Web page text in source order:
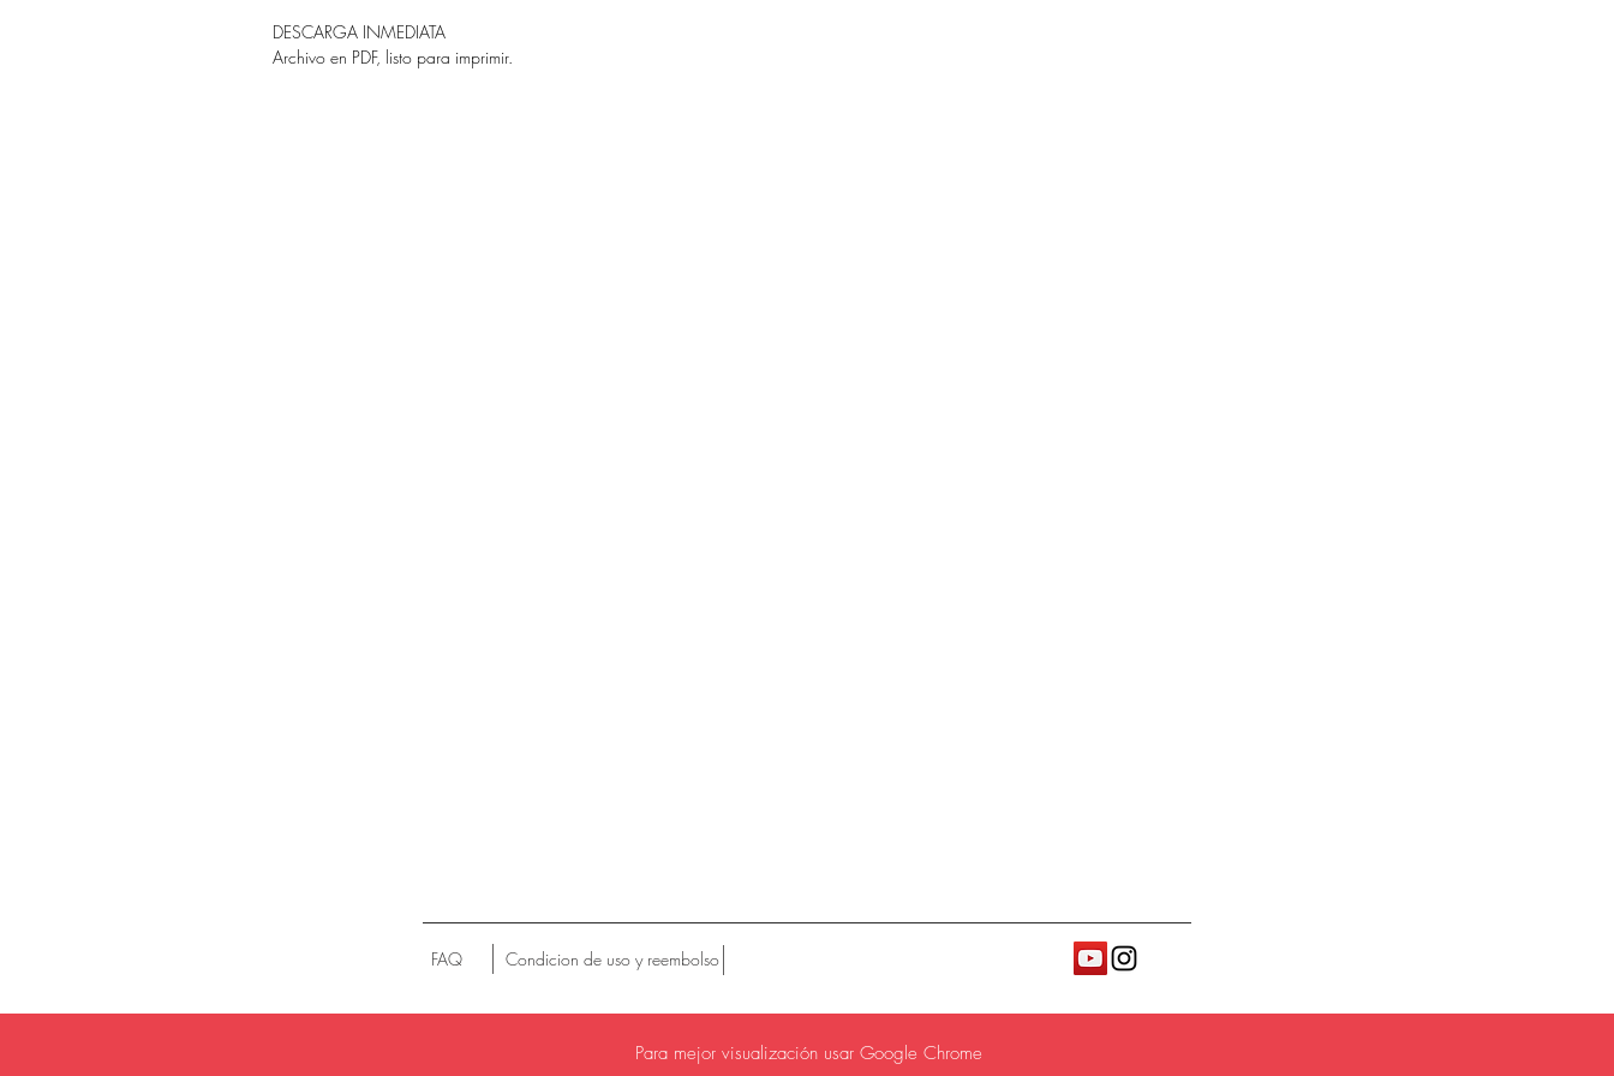
DESCARGA INMEDIATA
Archivo en PDF, listo para imprimir.
FAQ Condicion de uso y reembolso
Para mejor visualización usar Google Chrome